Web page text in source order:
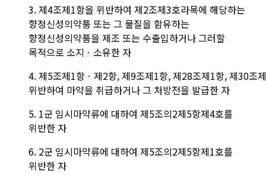
3.제4조제1항을 위반하여 제2조제3호라목에 해당하는
향정신성의약품 또는 그 물질을 함유하는
향정신성의약품을 제조 또는 수출입하거나 그러할
목적으로 소지ㆍ소유한 자
4.제5조제1항 ㆍ제2항,제9조제1항,제28조제1항,제30조
위반하여 마약을 취급하거나 그 처방전을 발급한 자
5. 1군 임시마약류에 대하여 제5조의2제5항제4호를
위반한 자
6. 2군 임시마약류에 대하여 제5조의2제5항제1호를
위반한 자